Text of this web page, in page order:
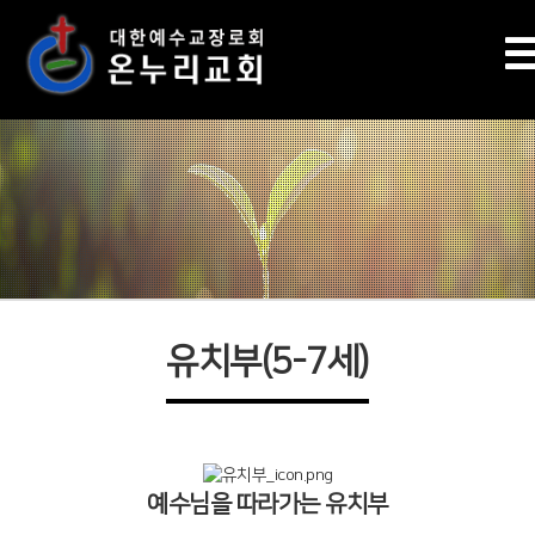
유치부(5-7세)
예수님을 따라가는 유치부